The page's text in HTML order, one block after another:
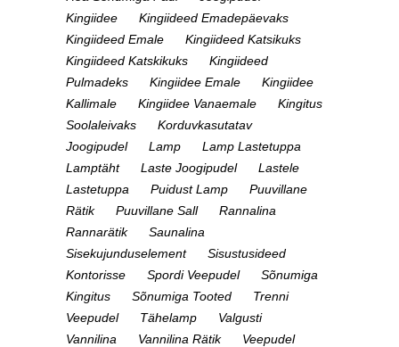
Kingiidee
Kingiideed Emadepäevaks
Kingiideed Emale
Kingiideed Katsikuks
Kingiideed Katskikuks
Kingiideed
Pulmadeks
Kingiidee Emale
Kingiidee
Kallimale
Kingiidee Vanaemale
Kingitus
Soolaleivaks
Korduvkasutatav
Joogipudel
Lamp
Lamp Lastetuppa
Lamptäht
Laste Joogipudel
Lastele
Lastetuppa
Puidust Lamp
Puuvillane
Rätik
Puuvillane Sall
Rannalina
Rannarätik
Saunalina
Sisekujunduselement
Sisustusideed
Kontorisse
Spordi Veepudel
Sõnumiga
Kingitus
Sõnumiga Tooted
Trenni
Veepudel
Tähelamp
Valgusti
Vannilina
Vannilina Rätik
Veepudel